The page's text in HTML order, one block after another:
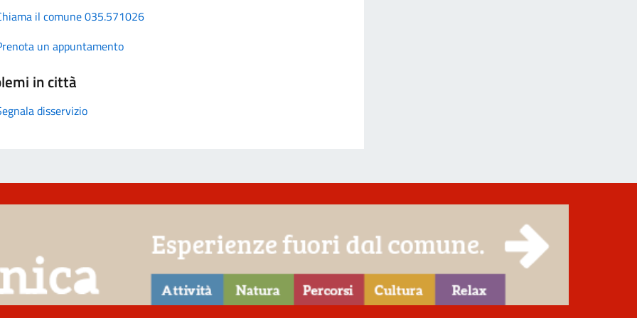
il comune 035.571026
un appuntamento
in città
disservizio